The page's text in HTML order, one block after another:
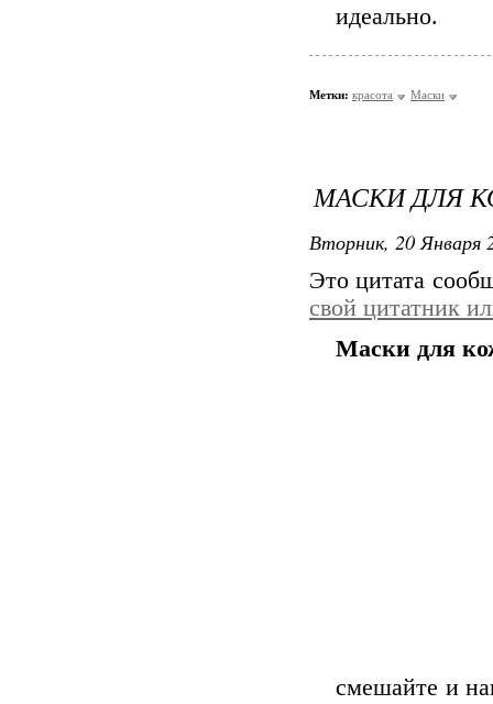
идеально.
Метки: красота Маски
МАСКИ ДЛЯ
Вторник, 20 Января
Это цитата
свой цитатник
Маски для
смешайте и